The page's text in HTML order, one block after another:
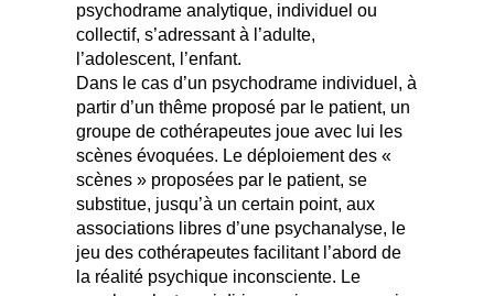
psychodrame analytique, individuel ou
collectif, s’adressant à l’adulte,
l’adolescent, l’enfant.
Dans le cas d’un psychodrame individuel, à
partir d’un thême proposé par le patient, un
groupe de cothérapeutes joue avec lui les
scènes évoquées. Le déploiement des «
scènes » proposées par le patient, se
substitue, jusqu’à un certain point, aux
associations libres d’une psychanalyse, le
jeu des cothérapeutes facilitant l’abord de
la réalité psychique inconsciente. Le